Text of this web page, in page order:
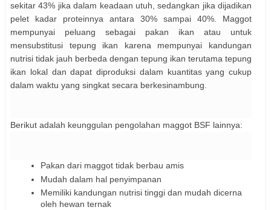
sekitar 43% jika dalam keadaan utuh, sedangkan jika dijadikan
pelet kadar proteinnya antara 30% sampai 40%. Maggot
mempunyai peluang sebagai pakan ikan atau untuk
mensubstitusi tepung ikan karena mempunyai kandungan
nutrisi tidak jauh berbeda dengan tepung ikan terutama tepung
ikan lokal dan dapat diproduksi dalam kuantitas yang cukup
dalam waktu yang singkat secara berkesinambung.
Berikut adalah keunggulan pengolahan maggot BSF lainnya:
Pakan dari maggot tidak berbau amis
Mudah dalam hal penyimpanan
Memiliki kandungan nutrisi tinggi dan mudah dicerna
oleh hewan ternak